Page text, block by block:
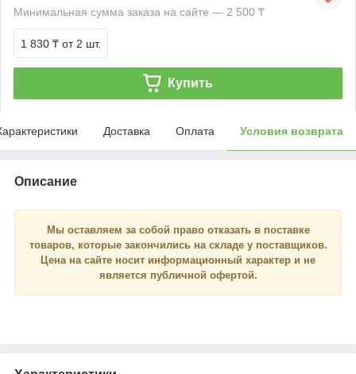
Минимальная сумма заказа на сайте — 2 500 ₸
1 830 ₸ от 2 шт.
Купить
Доставка Оплата Условия возврата
Описание
Мы оставляем за собой право отказать в поставке
товаров, которые закончились на складе у поставщиков.
Цена на сайте носит информационный характер и не
является публичной офертой.